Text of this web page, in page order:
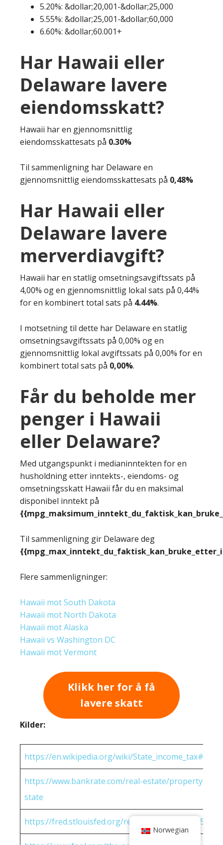
5.20%: &dollar;20,001-&dollar;25,000
5.55%: &dollar;25,001-&dollar;60,000
6.60%: &dollar;60.001+
Har Hawaii eller
Delaware lavere
eiendomsskatt?
Hawaii har en gjennomsnittlig
eiendomsskattesats på 0.30%
Til sammenligning har Delaware en
gjennomsnittlig eiendomsskattesats på 0,48%
Har Hawaii eller
Delaware lavere
merverdiavgift?
Hawaii har en statlig omsetningsavgiftssats på
4,00% og en gjennomsnittlig lokal sats på 0,44%
for en kombinert total sats på 4.44%.
I motsetning til dette har Delaware en statlig
omsetningsavgiftssats på 0,00% og en
gjennomsnittlig lokal avgiftssats på 0,00% for en
kombinert total sats på 0,00%.
Får du beholde mer
penger i Hawaii
eller Delaware?
Med utgangspunkt i medianinntekten for en
husholdning etter inntekts-, eiendoms- og
omsetningsskatt Hawaii får du en maksimal
disponibel inntekt på
Til sammenligning gir Delaware deg
Flere sammenligninger:
Hawaii mot South Dakota
Hawaii mot North Dakota
Hawaii mot Alaska
Hawaii vs Washington DC
Hawaii mot Vermont
Klikk her for å få
lavere skatt
Kilder:
https://en.wikipedia.org/wiki/
https://www.bankrate.com/real-estate/property-
state
https://fred.stlouisfed.org/release/
Norwegian